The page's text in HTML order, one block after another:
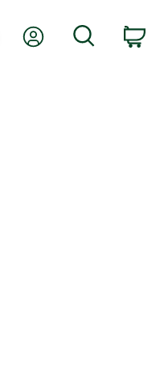
My AccountSearch